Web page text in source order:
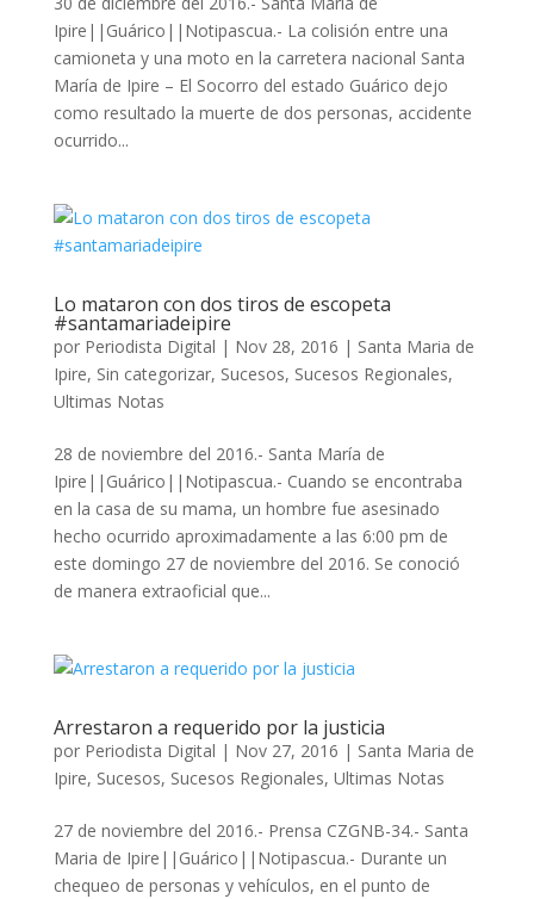
Ipire||Guárico||Notipascua.- La colisión entre una
camioneta y una moto en la carretera nacional Santa
María de Ipire – El Socorro del estado Guárico dejo
como resultado la muerte de dos personas, accidente
ocurrido...
Lo mataron con dos tiros de escopeta
#santamariadeipire
por Periodista Digital | Nov 28, 2016 | Santa Maria de
Ipire, Sin categorizar, Sucesos, Sucesos Regionales,
Ultimas Notas
28 de noviembre del 2016.- Santa María de
Ipire||Guárico||Notipascua.- Cuando se encontraba
en la casa de su mama, un hombre fue asesinado
hecho ocurrido aproximadamente a las 6:00 pm de
este domingo 27 de noviembre del 2016. Se conoció
de manera extraoficial que...
Arrestaron a requerido por la justicia
por Periodista Digital | Nov 27, 2016 | Santa Maria de
Ipire, Sucesos, Sucesos Regionales, Ultimas Notas
27 de noviembre del 2016.- Prensa CZGNB-34.- Santa
Maria de Ipire||Guárico||Notipascua.- Durante un
chequeo de personas y vehículos, en el punto de